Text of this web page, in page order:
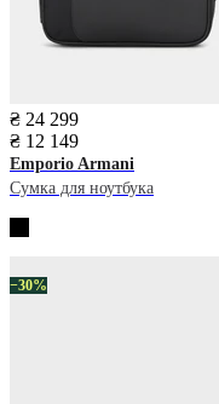
₴ 24 299
₴ 12 149
Emporio Armani
Сумка для ноутбука
−30%